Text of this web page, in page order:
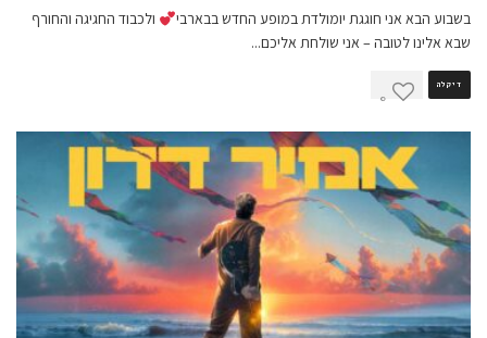
בשבוע הבא אני חוגגת יומולדת במופע החדש בבארבי
ולכבוד החגיגה והחורף
שבא אלינו לטובה – אני שולחת אליכם...
דיקלה
0